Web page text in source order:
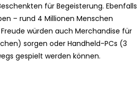
für Begeisterung. Ebenfalls
– rund 4 Millionen Menschen
würden auch Merchandise für
sorgen oder Handheld-PCs (3
gespielt werden können.